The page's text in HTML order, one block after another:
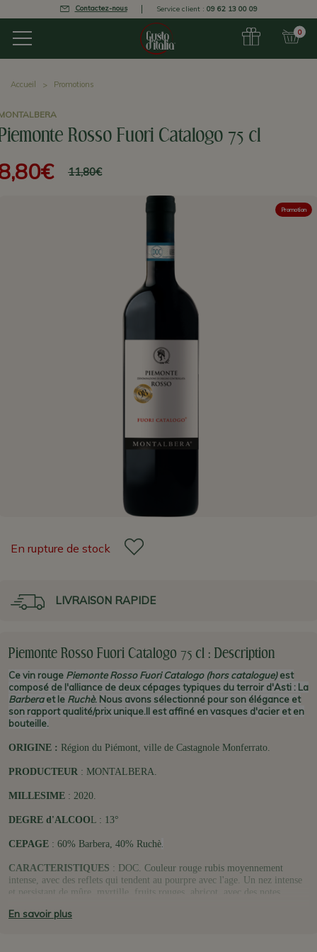
Contactez-nous Service client : 09 62 13 00 09
0
Accueil Promotions
Rosso Fuori Catalogo 75 cl
11,80€
Promotion
En rupture de stock
LIVRAISON RAPIDE
Piemonte Rosso Fuori Catalogo 75 cl : Description
Ce vin rouge Piemonte Rosso Fuori Catalogo (hors catalogue)est
composé de l'alliance de deux cépages typiques du terroir d'Asti : La
Barberaet le Ruchè. Nous avons sélectionné pour son élégance et
son rapport qualité/prix unique.Il est affiné en vasques d'acier et en
bouteille.
ORIGINE : Région du Piémont, ville de Castagnole Monferrato.
PRODUCTEUR : MONTALBERA.
MILLESIME : 2020.
DEGRE d'ALCOOL : 13°
CEPAGE : 60% Barbera, 40% Ruchè
CARACTERISTIQUES : DOC. Couleur rouge rubis moyennement
intense, avec des reflets qui tendent au pourpre avec l'age. Un nez intense
et persistant de mûre, myrtille, fruits rouges, abricot, avec des notes
bien structuré, délicat et concentré. Servir à 16-18° dans des larges verres
En savoir plus